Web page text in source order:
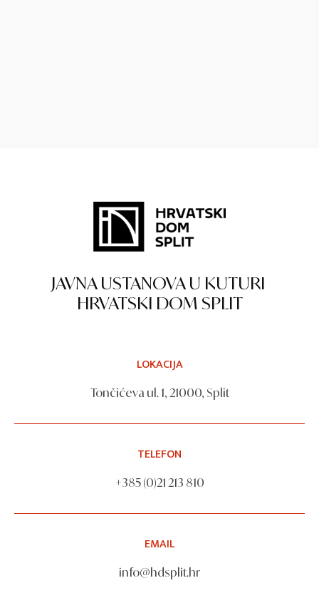
JAVNA USTANOVA U KUTURI
HRVATSKI DOM SPLIT
LOKACIJA
Tončićeva ul. 1, 21000, Split
TELEFON
+385 (0)21 213 810
EMAIL
info@hdsplit.hr